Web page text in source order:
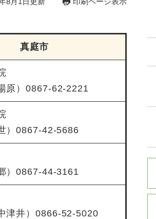
真庭市
原）0867-62-2221
）0867-42-5686
）0867-44-3161
津井）0866-52-5020